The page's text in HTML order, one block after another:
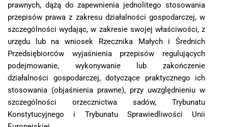
prawnych, dążą do zapewnienia jednolitego stosowania
przepisów prawa z zakresu działalności gospodarczej, w
szczególności wydając, w zakresie swojej właściwości, z
urzędu lub na wniosek Rzecznika Małych i Średnich
Przedsiębiorców wyjaśnienia przepisów regulujących
podejmowanie, wykonywanie lub zakończenie
działalności gospodarczej, dotyczące praktycznego ich
stosowania (objaśnienia prawne), przy uwzględnieniu w
szczególności orzecznictwa sadów, Trybunatu
Konstytucyjnego i Trybunatu Sprawiedliwości Unii